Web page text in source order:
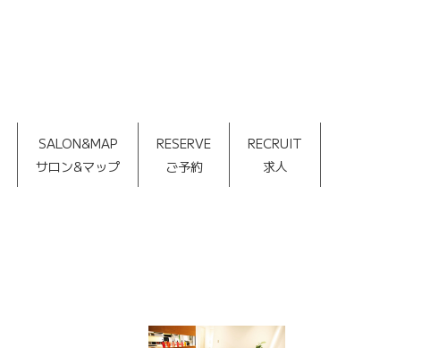
SALON&MAP
サロン&マップ
RESERVE
ご予約
RECRUIT
求人